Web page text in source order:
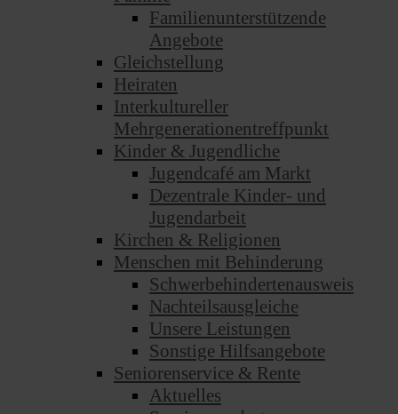
Familienunterstützende
Angebote
Gleichstellung
Heiraten
Interkultureller
Mehrgenerationentreffpunkt
Kinder & Jugendliche
Jugendcafé am Markt
Dezentrale Kinder- und
Jugendarbeit
Kirchen & Religionen
Menschen mit Behinderung
Schwerbehindertenausweis
Nachteilsausgleiche
Unsere Leistungen
Sonstige Hilfsangebote
Seniorenservice & Rente
Aktuelles